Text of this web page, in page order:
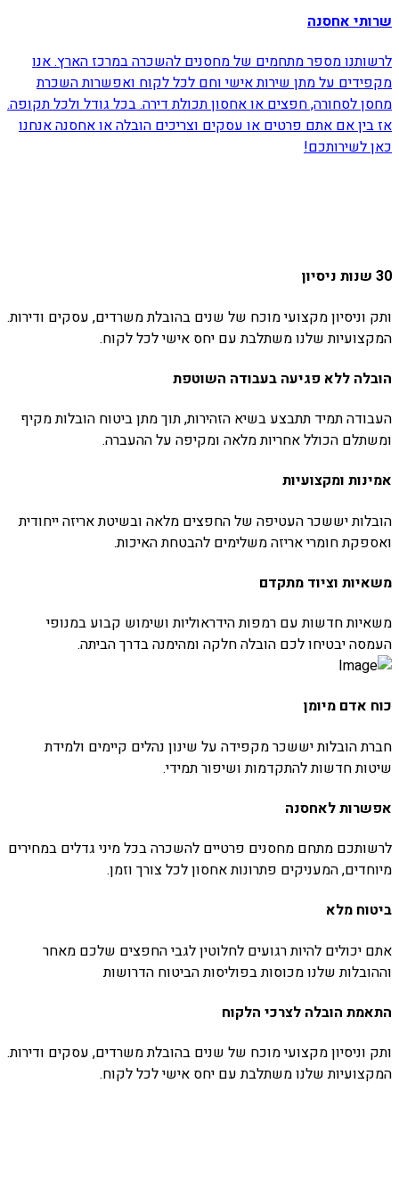
שרותי אחסנה
לרשותנו מספר מתחמים של מחסנים להשכרה במרכז הארץ. אנו
מקפידים על מתן שירות אישי וחם לכל לקוח ואפשרות השכרת
מחסן לסחורה, חפצים או אחסון תכולת דירה. בכל גודל ולכל תקופה.
אז בין אם אתם פרטים או עסקים וצריכים הובלה או אחסנה אנחנו
כאן לשירותכם!
30 שנות ניסיון
ותק וניסיון מקצועי מוכח של שנים בהובלת משרדים, עסקים ודירות.
המקצועיות שלנו משתלבת עם יחס אישי לכל לקוח.
הובלה ללא פגיעה בעבודה השוטפת
העבודה תמיד תתבצע בשיא הזהירות, תוך מתן ביטוח הובלות מקיף
ומשתלם הכולל אחריות מלאה ומקיפה על ההעברה.
אמינות ומקצועיות
הובלות יששכר העטיפה של החפצים מלאה ובשיטת אריזה ייחודית
ואספקת חומרי אריזה משלימים להבטחת האיכות.
משאיות וציוד מתקדם
משאיות חדשות עם רמפות הידראוליות ושימוש קבוע במנופי
העמסה יבטיחו לכם הובלה חלקה ומהימנה בדרך הביתה.
כוח אדם מיומן
חברת הובלות יששכר מקפידה על שינון נהלים קיימים ולמידת
שיטות חדשות להתקדמות ושיפור תמידי.
אפשרות לאחסנה
לרשותכם מתחם מחסנים פרטיים להשכרה בכל מיני גדלים במחירים
מיוחדים, המעניקים פתרונות אחסון לכל צורך וזמן.
ביטוח מלא
אתם יכולים להיות רגועים לחלוטין לגבי החפצים שלכם מאחר
וההובלות שלנו מכוסות בפוליסות הביטוח הדרושות
התאמת הובלה לצרכי הלקוח
ותק וניסיון מקצועי מוכח של שנים בהובלת משרדים, עסקים ודירות.
המקצועיות שלנו משתלבת עם יחס אישי לכל לקוח.